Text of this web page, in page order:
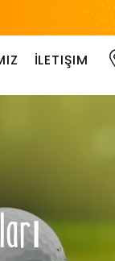
İLETIŞIM